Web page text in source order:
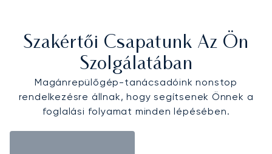
Szakértői Csapatunk Az Ön
Szolgálatában
Magánrepülőgép-tanácsadóink nonstop
rendelkezésre állnak, hogy segítsenek Önnek a
foglalási folyamat minden lépésében.